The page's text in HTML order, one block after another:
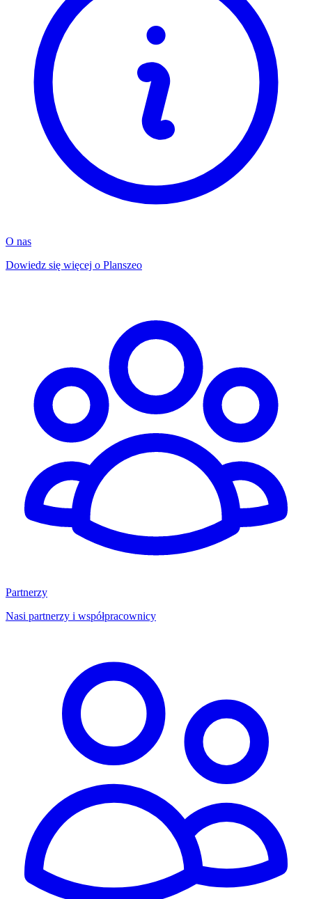
O nas
Dowiedz się więcej o Planszeo
Partnerzy
Nasi partnerzy i współpracownicy